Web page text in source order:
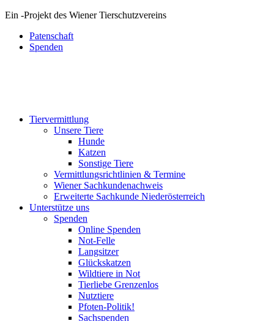
Ein -Projekt des Wiener Tierschutzvereins
Patenschaft
Spenden
Tiervermittlung
Unsere Tiere
Hunde
Katzen
Sonstige Tiere
Vermittlungsrichtlinien & Termine
Wiener Sachkundenachweis
Erweiterte Sachkunde Niederösterreich
Unterstütze uns
Spenden
Online Spenden
Not-Felle
Langsitzer
Glückskatzen
Wildtiere in Not
Tierliebe Grenzenlos
Nutztiere
Pfoten-Politik!
Sachspenden